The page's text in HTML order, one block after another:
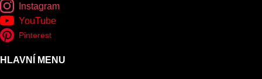
Instagram
YouTube
Pinterest
HLAVNÍ MENU